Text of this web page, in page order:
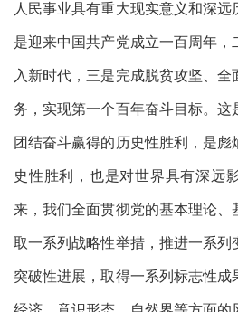
人民事业具有重大现实意义和深
是迎来中国共产党成立一百周年
入新时代，三是完成脱贫攻坚、
务，实现第一个百年奋斗目标。这
团结奋斗赢得的历史性胜利，是
史性胜利，也是对世界具有深远
来，我们全面贯彻党的基本理论、
取一系列战略性举措，推进一系列
突破性进展，取得一系列标志性成